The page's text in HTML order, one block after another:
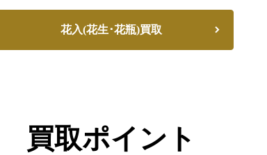
花入(花生･花瓶)買取
買取ポイント